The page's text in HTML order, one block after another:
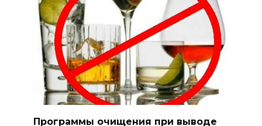
Программы очищения при выводе